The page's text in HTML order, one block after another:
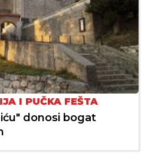
I PUČKA FEŠTA
donosi bogat